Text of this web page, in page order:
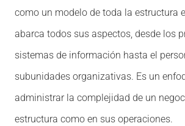
como un modelo de toda la estructura
abarca todos sus aspectos, desde los
sistemas de información hasta el
subunidades organizativas. Es un
administrar la complejidad de un
estructura como en sus operaciones.